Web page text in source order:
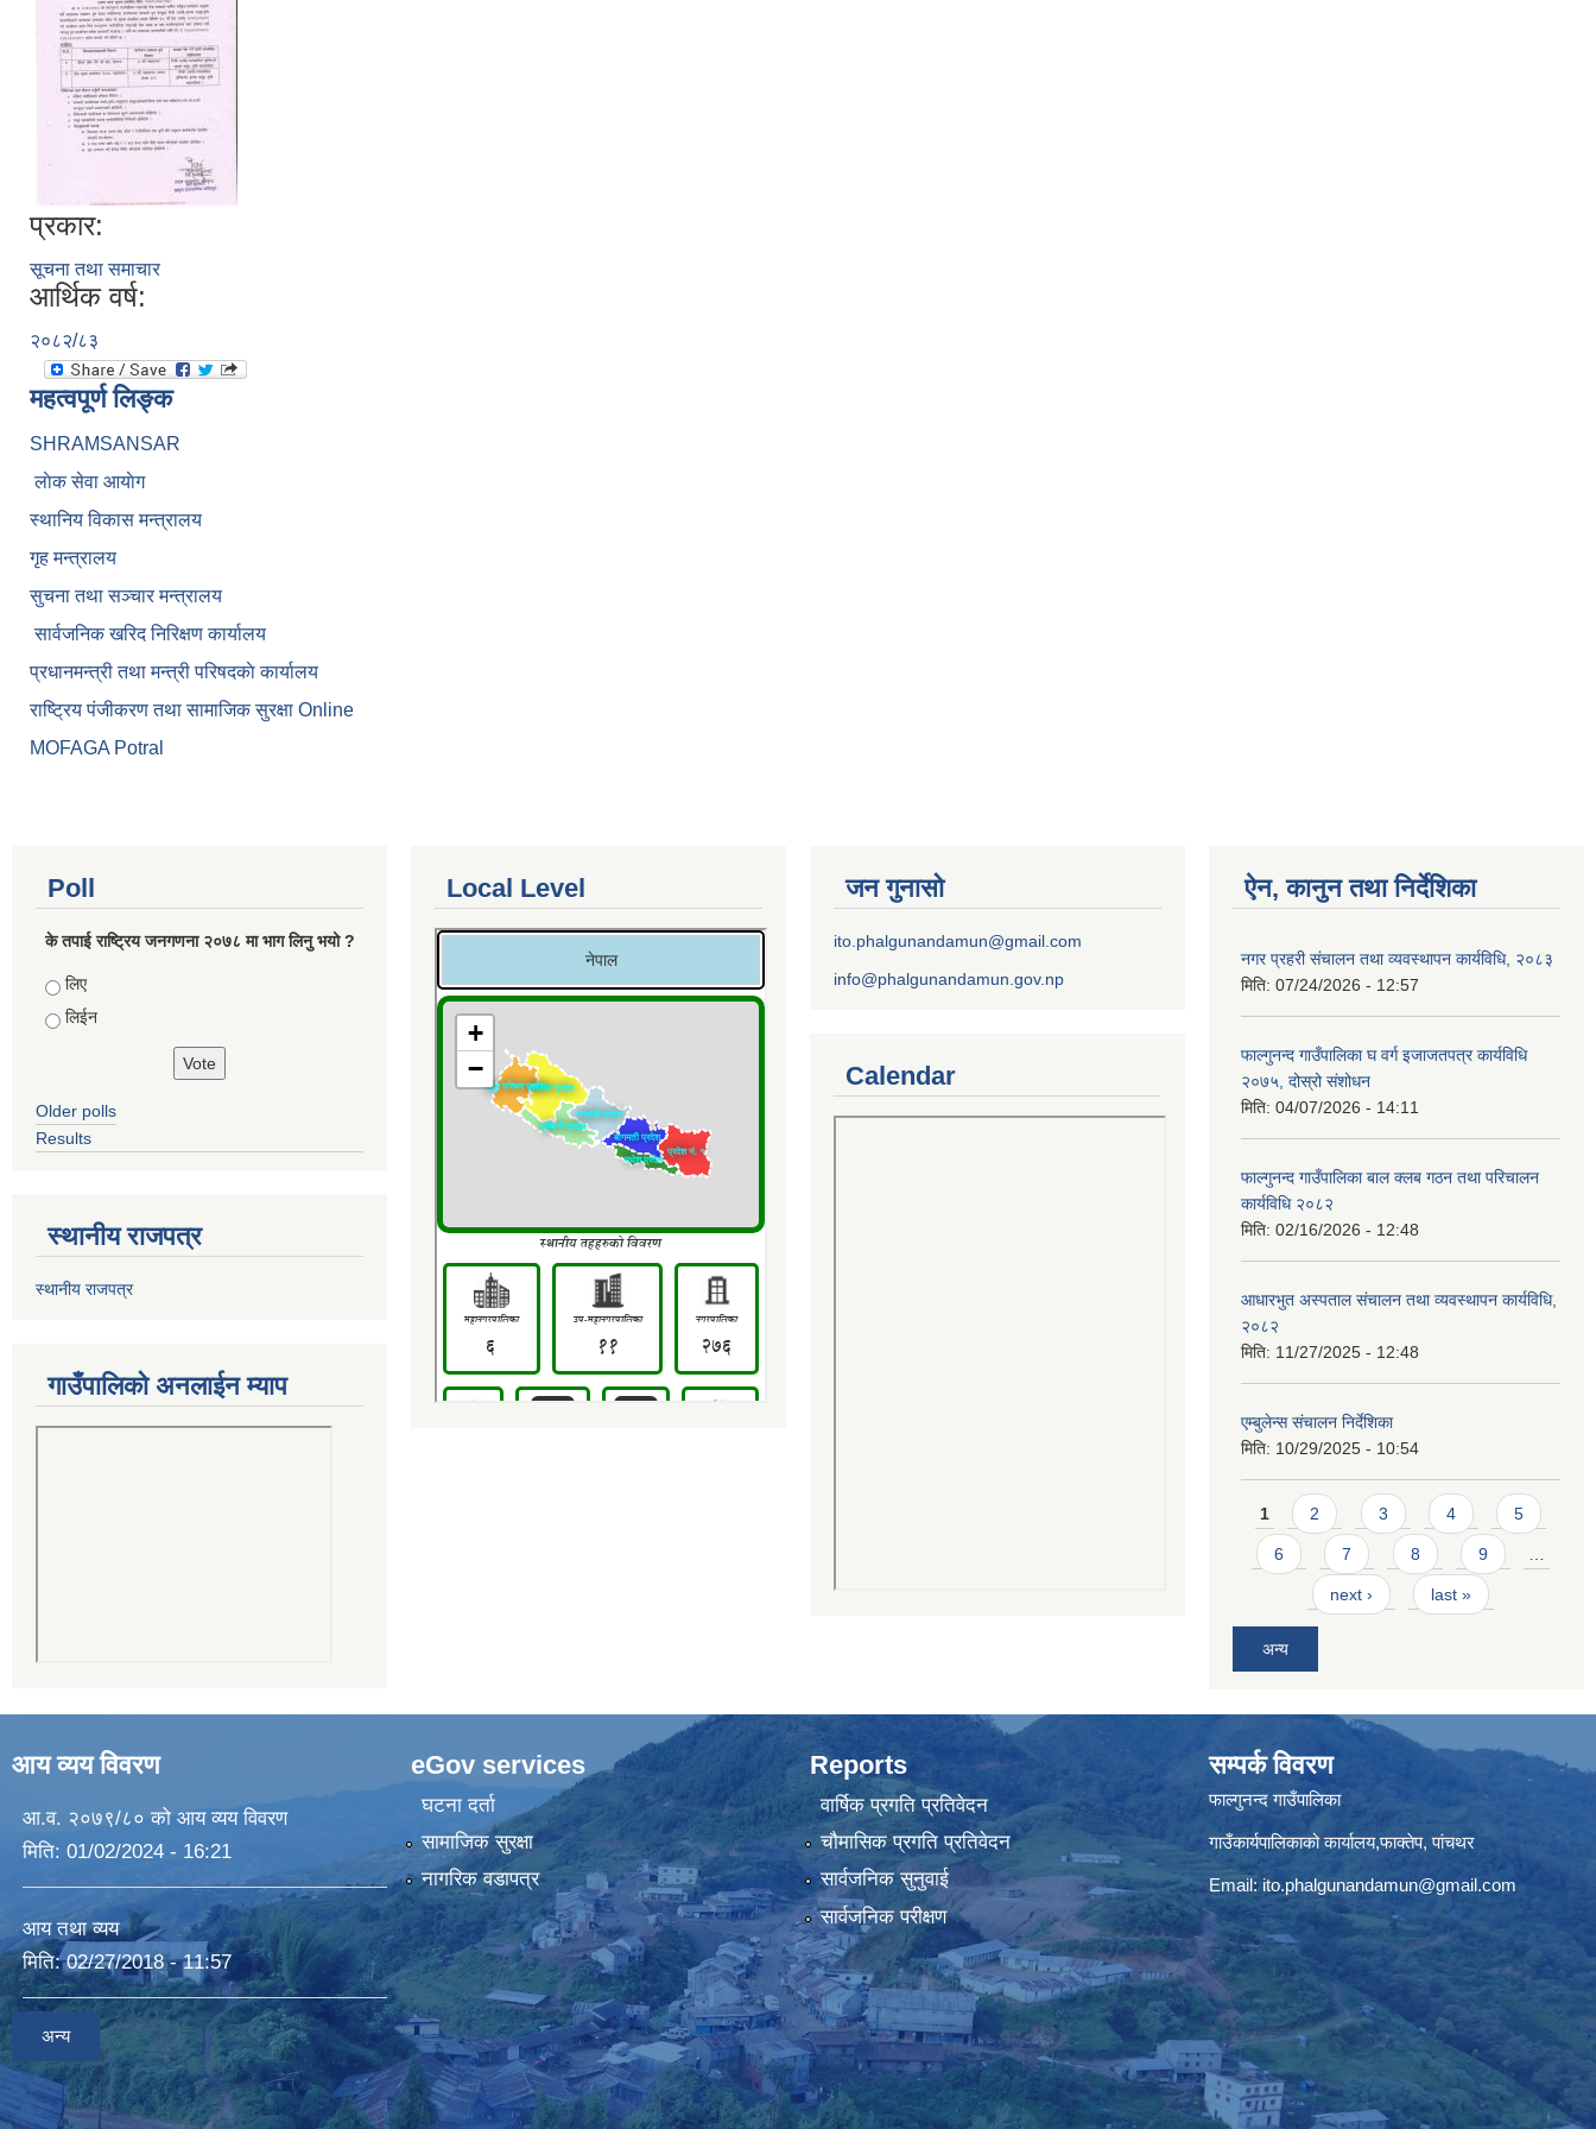
प्रकार:
सूचना तथा समाचार
आर्थिक वर्ष:
२०८२/८३
महत्वपूर्ण लिङ्क
SHRAMSANSAR
लाेक सेवा आयाेग
स्थानिय विकास मन्त्रालय
गृह मन्त्रालय
सुचना तथा सञ्चार मन्त्रालय
सार्वजनिक खरिद निरिक्षण कार्यालय
प्रधानमन्त्री तथा मन्त्री परिषदकाे कार्यालय
राष्ट्रिय पंजीकरण तथा सामाजिक सुरक्षा Online
MOFAGA Potral
Poll
के तपाई राष्ट्रिय जनगणना २०७८ मा भाग लिनु भयो ?
Choices
लिए
लिईन
Older polls
Results
स्थानीय राजपत्र
स्थानीय राजपत्र
गाउँपालिको अनलाईन म्याप
Local Level जन गुनासो
ito.phalgunandamun@gmail.com
info@phalgunandamun.gov.np
Calendar
ऐन, कानुन तथा निर्देशिका
नगर प्रहरी संचालन तथा व्यवस्थापन कार्यविधि, २०८३
मिति: 07/24/2026 - 12:57
फाल्गुनन्द गाउँपालिका घ वर्ग इजाजतपत्र कार्यविधि
२०७५, दोस्रो संशोधन
मिति: 04/07/2026 - 14:11
फाल्गुनन्द गाउँपालिका बाल क्लब गठन तथा परिचालन
कार्यविधि २०८२
मिति: 02/16/2026 - 12:48
आधारभुत अस्पताल संचालन तथा व्यवस्थापन कार्यविधि,
२०८२
मिति: 11/27/2025 - 12:48
एम्बुलेन्स संचालन निर्देशिका
मिति: 10/29/2025 - 10:54
Pages
1 2 3 4 5
6 7 8 9
next › last »
अन्य
आय व्यय विवरण
आ.व. २०७९/८० को आय व्यय विवरण
मिति: 01/02/2024 - 16:21
आय तथा व्यय
मिति:02/27/2018 - 11:57
अन्य
eGov services
घटना दर्ता
सामाजिक सुरक्षा
नागरिक वडापत्र
Reports
वार्षिक प्रगति प्रतिवेदन
चौमासिक प्रगति प्रतिवेदन
सार्वजनिक सुनुवाई
सार्वजनिक परीक्षण
सम्पर्क विवरण
फाल्गुनन्द गाउँपालिका
गाउँकार्यपालिकाको कार्यालय,फाक्तेप, पांचथर
Email: ito.phalgunandamun@gmail.com